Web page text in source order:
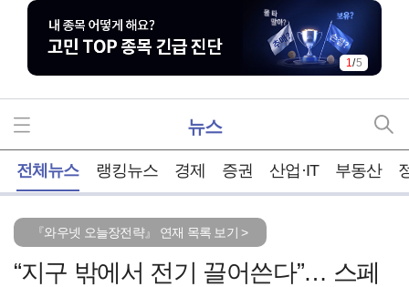
1/5
뉴스
전체뉴스 랭킹뉴스 경제 증권 산업·IT 부동산
『와우넷 오늘장전략』 연재 목록 보기 >
“지구 밖에서 전기 끌어쓴다”… 스페